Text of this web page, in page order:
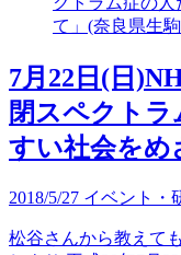
7月22日(日
閉スペクト
すい社会をめ
2018/5/27 イベント・
松谷さんから教えて